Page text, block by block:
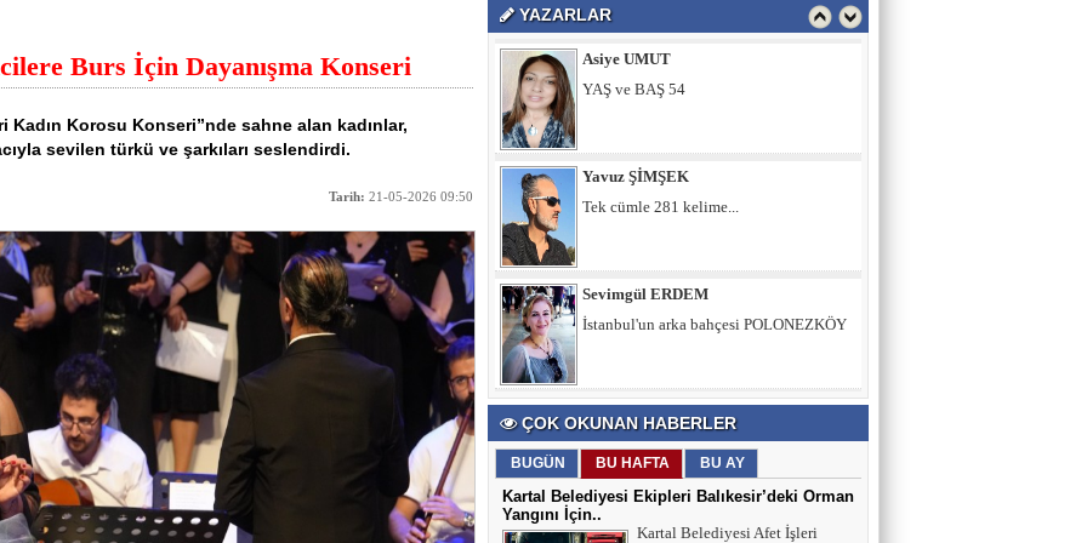
Burs İçin Dayanışma Konseri
Kadın Korosu Konseri”nde sahne alan kadınlar,
sevilen türkü ve şarkıları seslendirdi.
Tarih: 21-05-2026 09:50
YAZARLAR
Yavuz ŞİMŞEK
Tek cümle 281 kelime...
Sevimgül ERDEM
İstanbul'un arka bahçesi POLONEZKÖY
Ömer ERDEM
Memura Çifte İkramiye, Emekliye Sabır
Fatih Şimşek
Z Kuşağını Anlamak
Adnan Can ATAMAN
ÇOK OKUNAN HABERLER
BUGÜN BU HAFTA BU AY
Kartal Belediyesi Ekipleri Balıkesir’deki Orman
Yangını İçin..
Kartal Belediyesi Afet İşleri